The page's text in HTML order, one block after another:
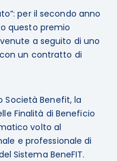
per il secondo anno
questo premio
a seguito di uno
un contratto di
Società Benefit, la
Finalità di Beneficio
volto al
e professionale di
Sistema BeneFIT.